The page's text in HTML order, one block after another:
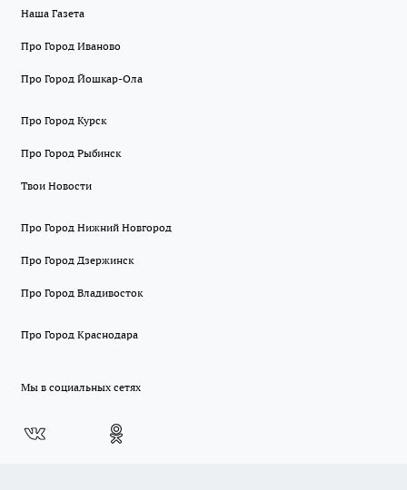
Наша Газета
Про Город Иваново
Про Город Йошкар-Ола
Про Город Курск
Про Город Рыбинск
Твои Новости
Про Город Нижний Новгород
Про Город Дзержинск
Про Город Владивосток
Про Город Краснодара
Мы в социальных сетях